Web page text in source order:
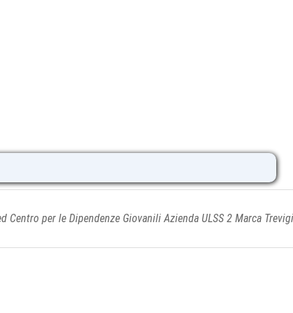
Centro per le Dipendenze Giovanili Azienda ULSS 2 Marca